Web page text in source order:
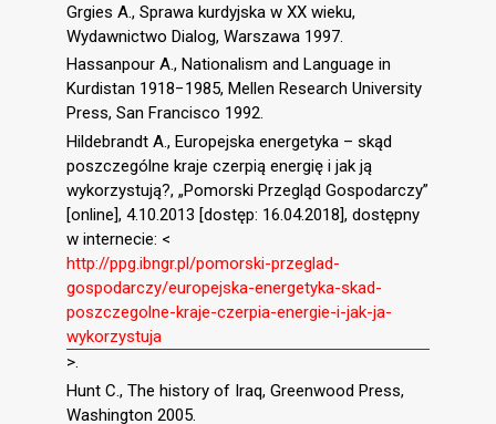
Grgies A., Sprawa kurdyjska w XX wieku,
Wydawnictwo Dialog, Warszawa 1997.
Hassanpour A., Nationalism and Language in
Kurdistan 1918−1985, Mellen Research University
Press, San Francisco 1992.
Hildebrandt A., Europejska energetyka – skąd
poszczególne kraje czerpią energię i jak ją
wykorzystują?, „Pomorski Przegląd Gospodarczy”
[online], 4.10.2013 [dostęp: 16.04.2018], dostępny
w internecie: <
http://ppg.ibngr.pl/pomorski-przeglad-
gospodarczy/europejska-energetyka-skad-
poszczegolne-kraje-czerpia-energie-i-jak-ja-
wykorzystuja
>.
Hunt C., The history of Iraq, Greenwood Press,
Washington 2005.